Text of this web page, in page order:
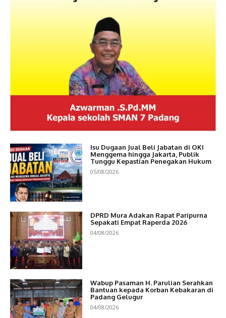
Isu Dugaan Jual Beli Jabatan di OKI
Menggema hingga Jakarta, Publik
Tunggu Kepastian Penegakan Hukum
05/08/2026
DPRD Mura Adakan Rapat Paripurna
Sepakati Empat Raperda 2026
04/08/2026
Wabup Pasaman H. Parulian Serahkan
Bantuan kepada Korban Kebakaran di
Padang Gelugur
04/08/2026